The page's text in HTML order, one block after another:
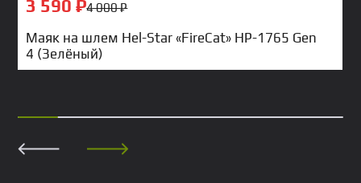
Маяк на шлем Hel-Star «FireCat» HP-1765 Gen
4 (Зелёный)
4 000₽
3 590₽